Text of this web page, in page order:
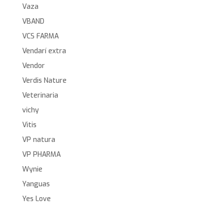
Vaza
VBAND
VCS FARMA
Vendarí extra
Vendor
Verdis Nature
Veterinaria
vichy
Vitis
VP natura
VP PHARMA
Wynie
Yanguas
Yes Love